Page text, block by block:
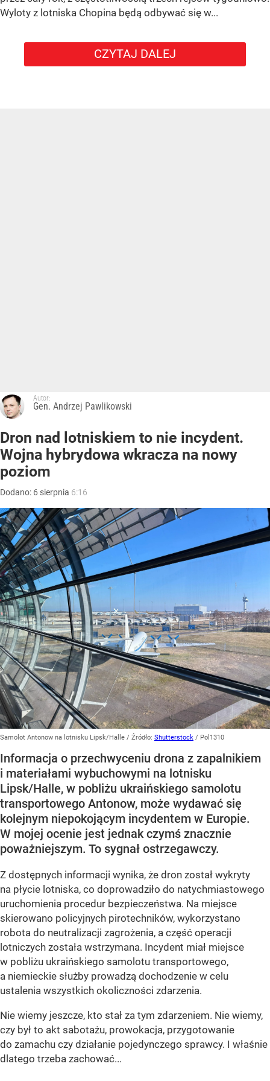
Wyloty z lotniska Chopina będą odbywać się w...
CZYTAJ DALEJ
Autor:
Gen. Andrzej Pawlikowski
Dron nad lotniskiem to nie incydent.
Wojna hybrydowa wkracza na nowy
poziom
Dodano: 6 sierpnia 6:16
Samolot Antonow na lotnisku Lipsk/Halle / Źródło: Shutterstock / Pol1310
Informacja o przechwyceniu drona z zapalnikiem
i materiałami wybuchowymi na lotnisku
Lipsk/Halle, w pobliżu ukraińskiego samolotu
transportowego Antonow, może wydawać się
kolejnym niepokojącym incydentem w Europie.
W mojej ocenie jest jednak czymś znacznie
poważniejszym. To sygnał ostrzegawczy.
Z dostępnych informacji wynika, że dron został wykryty
na płycie lotniska, co doprowadziło do natychmiastowego
uruchomienia procedur bezpieczeństwa. Na miejsce
skierowano policyjnych pirotechników, wykorzystano
robota do neutralizacji zagrożenia, a część operacji
lotniczych została wstrzymana. Incydent miał miejsce
w pobliżu ukraińskiego samolotu transportowego,
a niemieckie służby prowadzą dochodzenie w celu
ustalenia wszystkich okoliczności zdarzenia.
Nie wiemy jeszcze, kto stał za tym zdarzeniem. Nie wiemy,
czy był to akt sabotażu, prowokacja, przygotowanie
do zamachu czy działanie pojedynczego sprawcy. I właśnie
dlatego trzeba zachować...